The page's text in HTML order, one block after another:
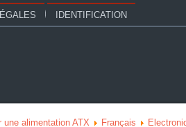
IDENTIFICATION
une alimentation ATX Français